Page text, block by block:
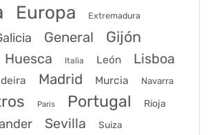
Europa Extremadura
General Gijón
Huesca Italia León Lisboa
Madrid Murcia Navarra
Paris Portugal Rioja
Sevilla Suiza